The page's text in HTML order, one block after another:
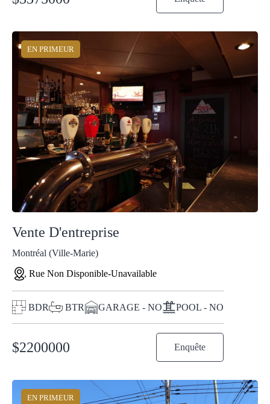
EN PRIMEUR
Vente D'entreprise
Montréal (Ville-Marie)
, Rue Non Disponible-Unavailable
BDR BTR GARAGE - NO POOL - NO
$2200000 Enquête
EN PRIMEUR